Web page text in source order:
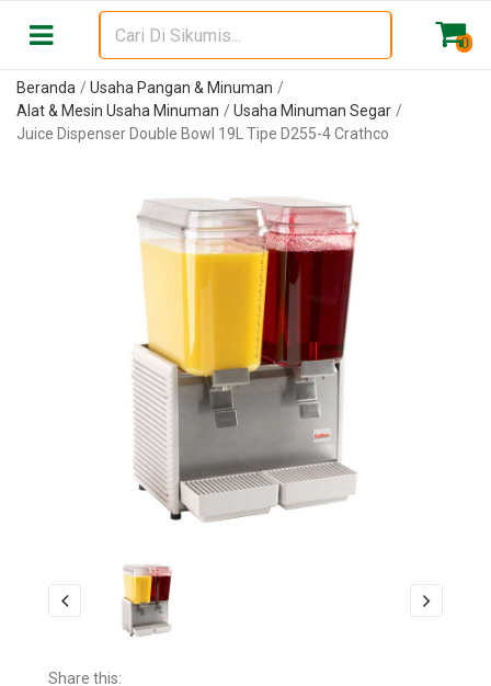
0
Beranda
Usaha Pangan & Minuman
Alat & Mesin Usaha Minuman
Usaha Minuman Segar
Juice Dispenser Double Bowl 19L Tipe D255-4 Crathco
Share this: